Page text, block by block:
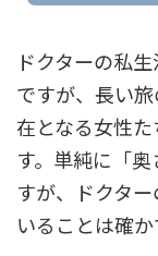
ドクターの私
ですが、長い
在となる女性
す。単純に「
すが、ドクタ
いることは確か